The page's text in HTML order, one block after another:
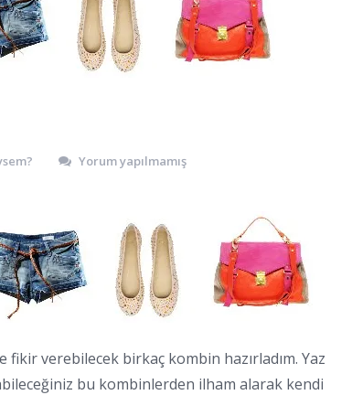
Yorum yapılmamış
fikir verebilecek birkaç kombin hazırladım. Yaz
bu kombinlerden ilham alarak kendi